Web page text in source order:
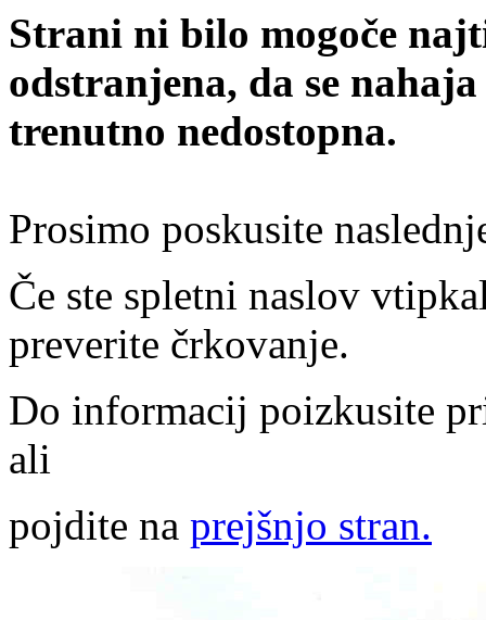
Strani ni bilo mogoče
odstranjena, da se
trenutno nedostopna.
Prosimo poskusite
Če ste spletni naslov
preverite črkovanje.
Do informacij poizkusite
ali
pojdite na prejšnjo stran.